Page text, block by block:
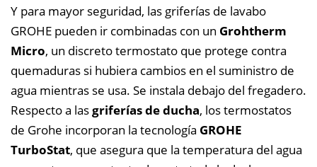
Y para mayor seguridad, las griferías de lavabo
GROHE pueden ir combinadas con un Grohtherm
Micro, un discreto termostato que protege contra
quemaduras si hubiera cambios en el suministro de
agua mientras se usa. Se instala debajo del fregadero.
Respecto a lasgriferías de ducha, los termostatos
de Grohe incorporan la tecnología GROHE
TurboStat, que asegura que la temperatura del agua